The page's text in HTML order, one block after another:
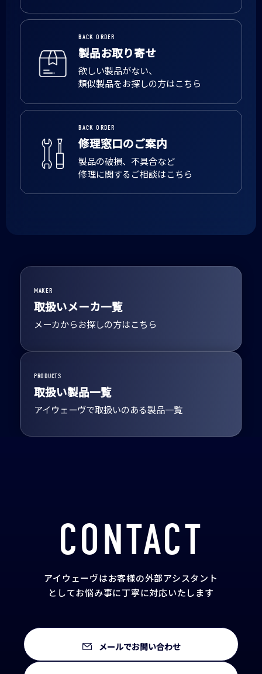
BACK ORDER
製品お取り寄せ
欲しい製品がない、
類似製品をお探しの方はこちら
BACK ORDER
修理窓口のご案内
製品の破損、不具合など
修理に関するご相談はこちら
MAKER
取扱いメーカ一覧
メーカからお探しの方はこちら
PRODUCTS
取扱い製品一覧
アイウェーヴで取扱いのある製品一覧
CONTACT
アイウェーヴはお客様の外部アシスタント
としてお悩み事に丁寧に対応いたします
メールでお問い合わせ